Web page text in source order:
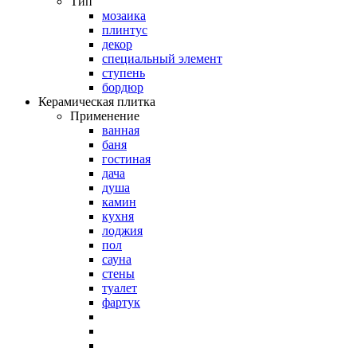
мозаика
плинтус
декор
специальный элемент
ступень
бордюр
Керамическая плитка
Применение
ванная
баня
гостиная
дача
душа
камин
кухня
лоджия
пол
сауна
стены
туалет
фартук